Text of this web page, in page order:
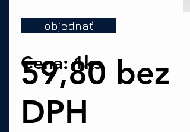
objednať
59,80 bez
DPH
Cena: 1ks